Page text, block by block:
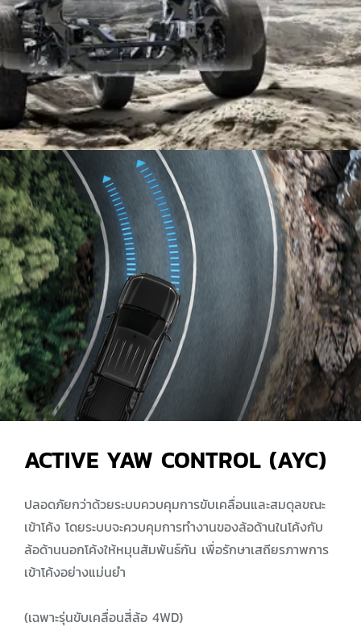
ACTIVE YAW CONTROL (AYC)
ปลอดภัยกว่าด้วยระบบควบคุมการขับเคลื่อนและสมดุลขณะ
เข้าโค้ง โดยระบบจะควบคุมการทำงานของล้อด้านในโค้งกับ
ล้อด้านนอกโค้งให้หมุนสัมพันธ์กัน เพื่อรักษาเสถียรภาพการ
เข้าโค้งอย่างแม่นยำ
(เฉพาะรุ่นขับเคลื่อนสี่ล้อ 4WD)